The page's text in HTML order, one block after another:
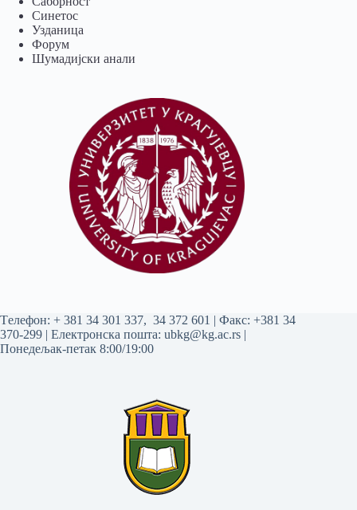
Синетос
Узданица
Форум
Шумадијски анали
Tелефон: + 381 34 301 337, 34 372 601 | Факс: +381 34
370-299 | Електронска пошта: ubkg@kg.ac.rs |
Понедељак-петак 8:00/19:00